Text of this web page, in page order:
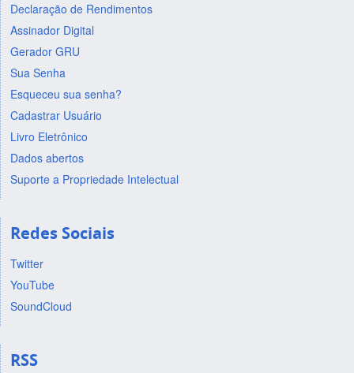
Declaração de Rendimentos
Assinador Digital
Gerador GRU
Sua Senha
Esqueceu sua senha?
Cadastrar Usuário
Livro Eletrônico
Dados abertos
Suporte a Propriedade Intelectual
Redes Sociais
Twitter
YouTube
SoundCloud
RSS